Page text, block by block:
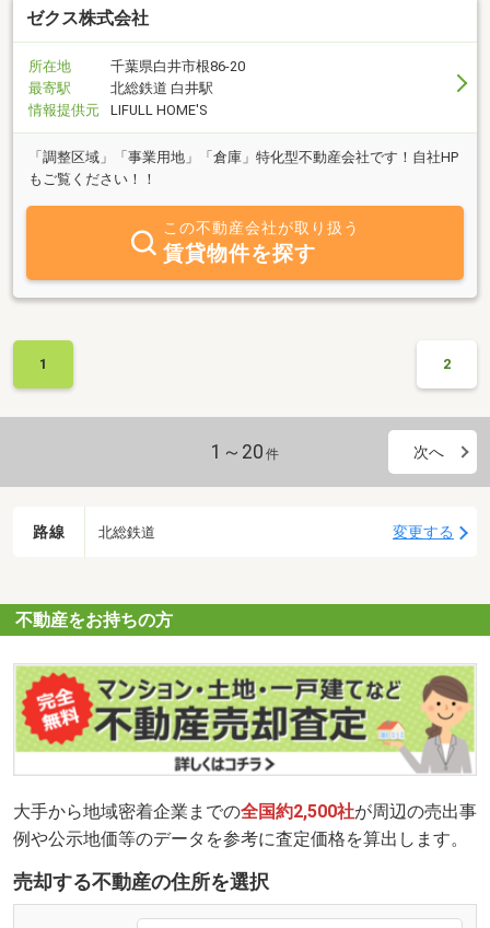
ゼクス株式会社
所在地
千葉県白井市根86-20
最寄駅
北総鉄道 白井駅
情報提供元
LIFULL HOME'S
「調整区域」「事業用地」「倉庫」特化型不動産会社です！自社HP
もご覧ください！！
この不動産会社が取り扱う
賃貸物件を探す
1 2
1～20 件 次へ
路線 北総鉄道 変更する
不動産をお持ちの方
大手から地域密着企業までの全国約2,500社が周辺の売出事
例や公示地価等のデータを参考に査定価格を算出します。
売却する不動産の住所を選択